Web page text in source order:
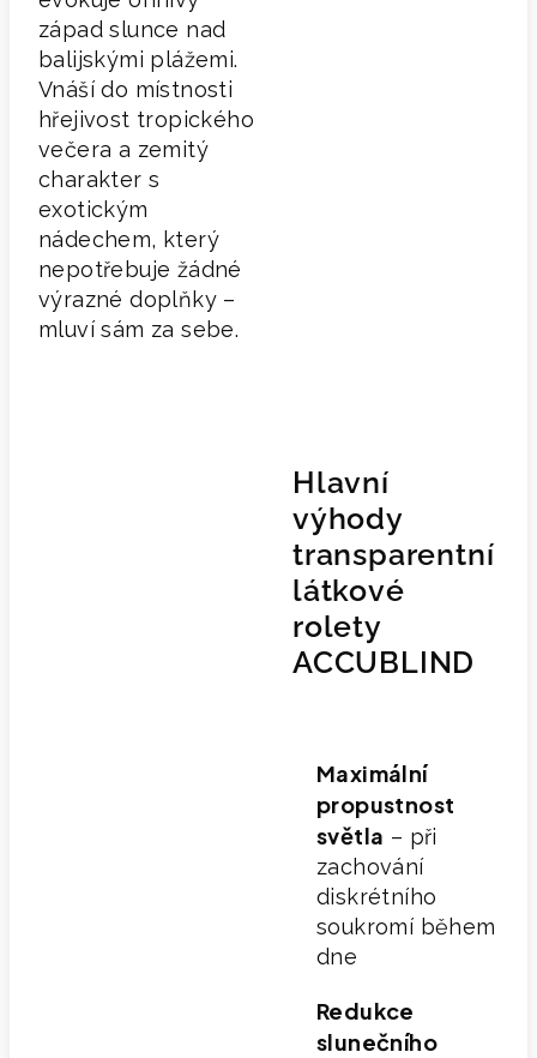
západ slunce nad
balijskými plážemi.
Vnáší do místnosti
hřejivost tropického
večera a zemitý
charakter s
exotickým
nádechem, který
nepotřebuje žádné
výrazné doplňky –
mluví sám za sebe.
Hlavní
výhody
transparentní
látkové
rolety
ACCUBLIND
Maximální
propustnost
světla – při
zachování
diskrétního
soukromí během
dne
Redukce
slunečního